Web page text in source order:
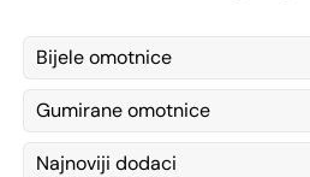
Bijele omotnice
Gumirane omotnice
Najnoviji dodaci